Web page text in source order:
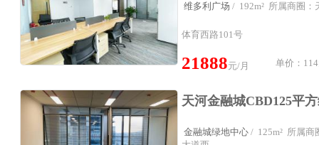
维多利广场 / 192m² 所属商圈：
体育西路101号
21888元/月 单价：114
金融城绿地中心 / 125m² 所属商